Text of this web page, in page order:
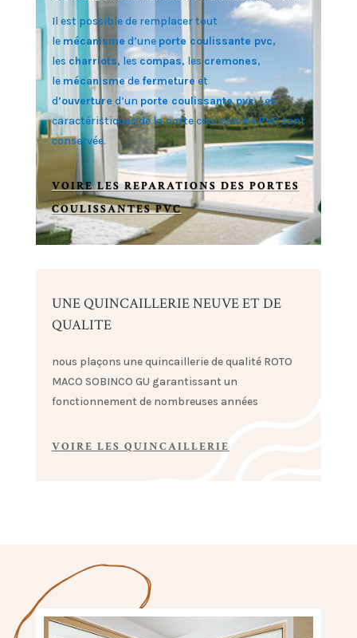
Il est possible de remplacer tout
le mécanisme d’une porte coulissante pvc,
les charriots, lescompas, les cremones,
le mécanismede fermetureet
d’ouverture d’un porte coulissante pvc. Les
caractéristiques de la porte coulissante PVC sont
conservée.
VOIRE LES REPARATIONS DES PORTES
COULISSANTES PVC
UNE QUINCAILLERIE NEUVE ET DE
QUALITE
nous plaçons une quincaillerie de qualité ROTO
MACO SOBINCO GU garantissant un
fonctionnement de nombreuses années
VOIRE LES QUINCAILLERIE